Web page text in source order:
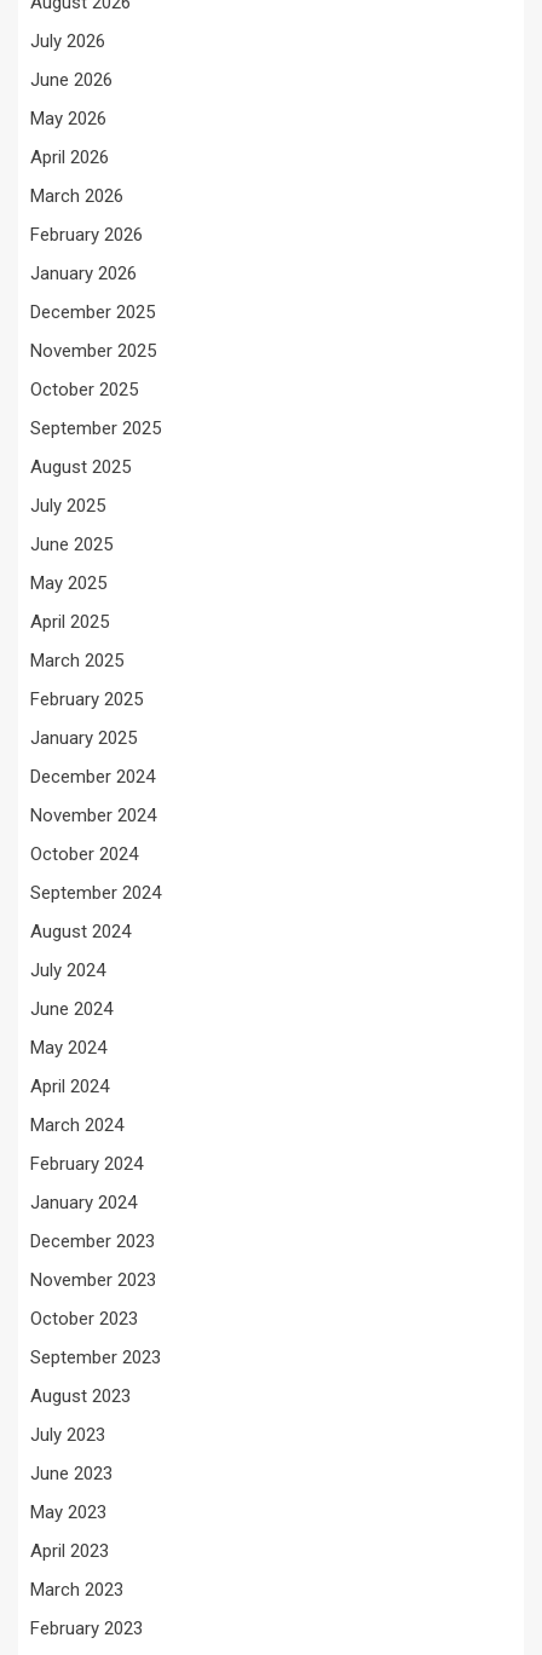
July 2026
June 2026
May 2026
April 2026
March 2026
February 2026
January 2026
December 2025
November 2025
October 2025
September 2025
August 2025
July 2025
June 2025
May 2025
April 2025
March 2025
February 2025
January 2025
December 2024
November 2024
October 2024
September 2024
August 2024
July 2024
June 2024
May 2024
April 2024
March 2024
February 2024
January 2024
December 2023
November 2023
October 2023
September 2023
August 2023
July 2023
June 2023
May 2023
April 2023
March 2023
February 2023